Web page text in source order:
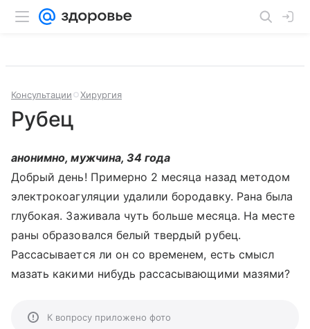
Консультации Хирургия
Рубец
анонимно, мужчина, 34 года
Добрый день! Примерно 2 месяца назад методом
электрокоагуляции удалили бородавку. Рана была
глубокая. Заживала чуть больше месяца. На месте
раны образовался белый твердый рубец.
Рассасывается ли он со временем, есть смысл
мазать какими нибудь рассасывающими мазями?
К вопросу приложено фото